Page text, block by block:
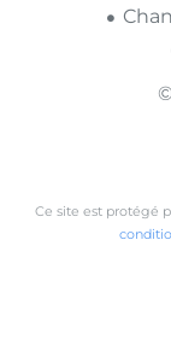
Ce site est protégé